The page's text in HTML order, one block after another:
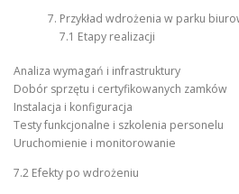
Przykład wdrożenia w parku
7.1 Etapy realizacji
Analiza wymagań i infrastruktury
Dobór sprzętu i certyfikowanych zamków
Instalacja i konfiguracja
Testy funkcjonalne i szkolenia personelu
Uruchomienie i monitorowanie
7.2 Efekty po wdrożeniu